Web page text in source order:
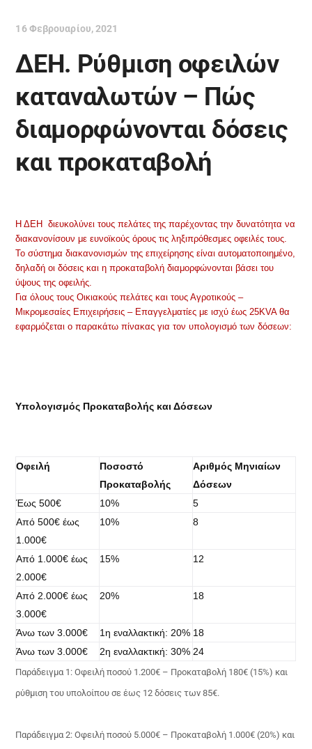
16 Φεβρουαρίου, 2021
ΔΕΗ. Ρύθμιση οφειλών
καταναλωτών – Πώς
διαμορφώνονται δόσεις
και προκαταβολή
Η ΔΕΗ διευκολύνει τους πελάτες της παρέχοντας την δυνατότητα να
διακανονίσουν με ευνοϊκούς όρους τις ληξιπρόθεσμες οφειλές τους.
Το σύστημα διακανονισμών της επιχείρησης είναι αυτοματοποιημένο,
δηλαδή οι δόσεις και η προκαταβολή διαμορφώνονται βάσει του
ύψους της οφειλής.
Για όλους τους Οικιακούς πελάτες και τους Αγροτικούς –
Μικρομεσαίες Επιχειρήσεις – Επαγγελματίες με ισχύ έως 25KVA θα
εφαρμόζεται ο παρακάτω πίνακας για τον υπολογισμό των δόσεων:
Υπολογισμός Προκαταβολής και Δόσεων
Οφειλή
Ποσοστό
Προκαταβολής
Αριθμός Μηνιαίων
Δόσεων
Έως 500€
10%
5
Από 500€ έως
1.000€
10% 8
Από 1.000€ έως
2.000€
15% 12
Από 2.000€ έως
3.000€
20% 18
Άνω των 3.000€ 1η εναλλακτική: 20% 18
Άνω των 3.000€
2η εναλλακτική: 30% 24
Παράδειγμα 1: Οφειλή ποσού 1.200€ – Προκαταβολή 180€ (15%) και
ρύθμιση του υπολοίπου σε έως 12 δόσεις των 85€.
Παράδειγμα 2: Οφειλή ποσού 5.000€ – Προκαταβολή 1.000€ (20%) και